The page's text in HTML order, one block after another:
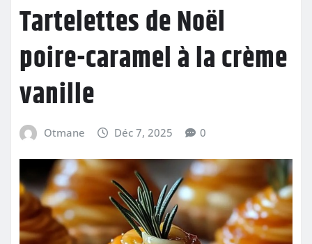
Tartelettes de Noël
poire-caramel à la crème
vanille
Otmane Déc 7, 2025 0